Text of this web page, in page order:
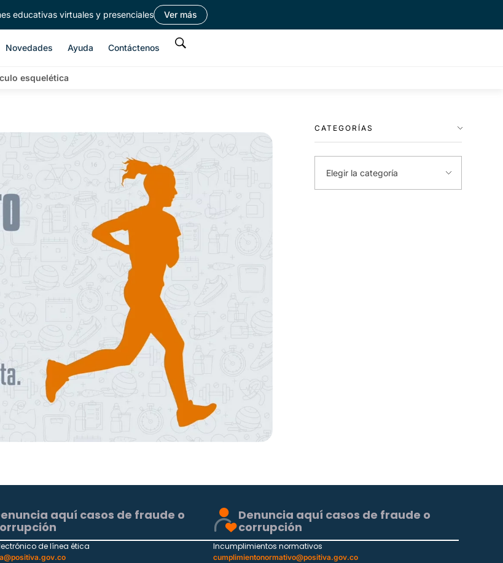
educativas virtuales y presenciales Ver más
Novedades Ayuda Contáctenos
esquelética
CATEGORÍAS
aquí casos de fraude o
de línea ética
Denuncia aquí casos de fraude o
corrupción
Incumplimientos normativos
cumplimientonormativo@positiva.gov.co